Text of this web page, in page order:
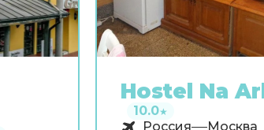
Hostel Na
10.0★
Россия Москва